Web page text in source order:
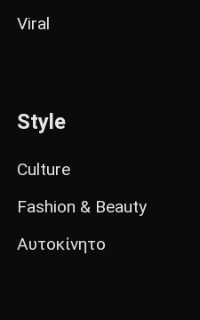
Viral
Style
Culture
Fashion & Beauty
Αυτοκίνητο